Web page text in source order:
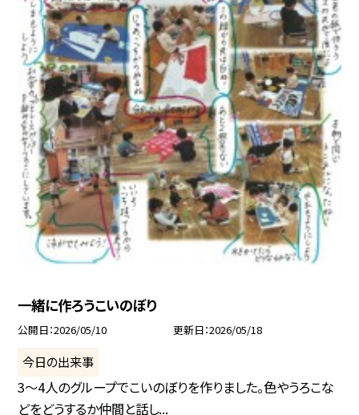
一緒に作ろうこいのぼり
公開日 2026/05/10 更新日 2026/05/18
今日の出来事
3〜4人のグループでこいのぼりを作りました。色やうろこな
どをどうするか仲間と話し...